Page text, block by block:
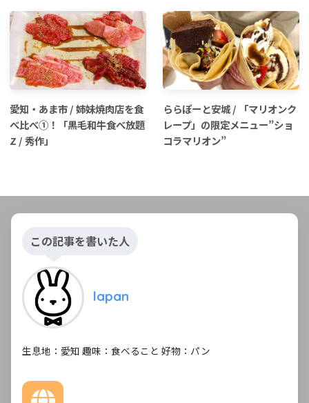
愛知・あま市 / 姉妹焼肉店を食
べ比べ①！「黒毛和牛食べ放題
Z / 秀作」
ららぽーと安城 / 「マリオンク
レープ」の限定メニュー”ショ
コラマリオン”
この記事を書いた人
lapan
生息地：愛知 趣味：食べること 好物：パン